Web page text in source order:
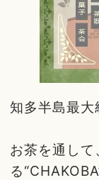
知多半島最大
お茶を通し
る